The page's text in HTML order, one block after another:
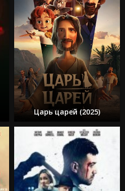
Царь царей (2025)